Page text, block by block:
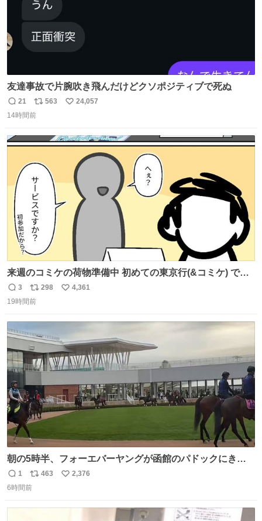
友達事故で片腕吹き飛んだけどクソポジティブで死ぬ
返
信
21
リ
ポ
ト
563
い
数
24,057
14時間前
来週のコミケの荷物準備中 初めての東京行(&コミケ) です
#C108
返
信
3
リ
ポ
ト
数
298
い
4,361
19時間前
朝の5時半、フォーエバーヤングが函館のパドックにきた
ー 向こう側にファンたくさん！ 横にいるのはなんとパンジ
ャタワー😳
返
信
1
リ
ポ
463
い
2,376
6時間前